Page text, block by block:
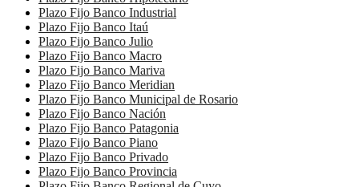
Plazo Fijo Banco Industrial
Plazo Fijo Banco Itaú
Plazo Fijo Banco Julio
Plazo Fijo Banco Macro
Plazo Fijo Banco Mariva
Plazo Fijo Banco Meridian
Plazo Fijo Banco Municipal de Rosario
Plazo Fijo Banco Nación
Plazo Fijo Banco Patagonia
Plazo Fijo Banco Piano
Plazo Fijo Banco Privado
Plazo Fijo Banco Provincia